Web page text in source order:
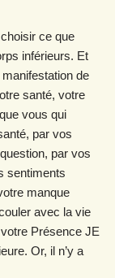
ce que
inférieurs. Et
de
santé, votre
vous qui
par vos
par vos
sentiments
manque
avec la vie
Présence JE
Or, il n’y a